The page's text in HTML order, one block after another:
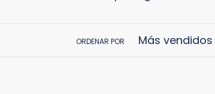
ORDENAR POR